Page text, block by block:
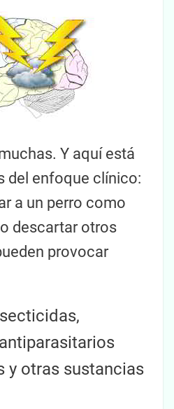
Y aquí está
del enfoque clínico:
a un perro como
descartar otros
provocar
y otras sustancias